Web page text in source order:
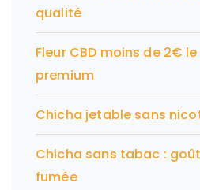
qualité
Fleur CBD moins de 2€
premium
Chicha jetable sans
Chicha sans tabac :
fumée